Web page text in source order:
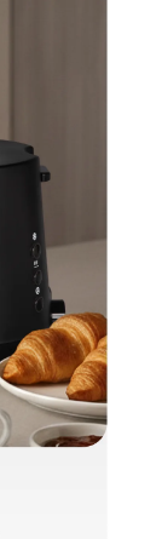
—